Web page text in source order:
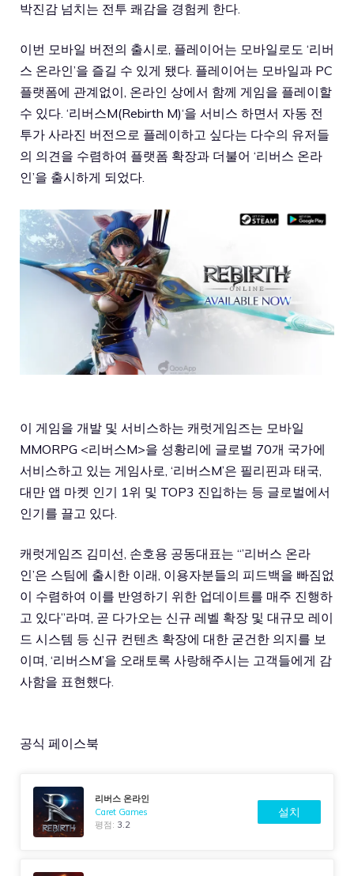
박진감 넘치는 전투 쾌감을 경험케 한다.
이번 모바일 버전의 출시로, 플레이어는 모바일로도 ‘리버
스 온라인’을 즐길 수 있게 됐다. 플레이어는 모바일과 PC
플랫폼에 관계없이, 온라인 상에서 함께 게임을 플레이할
수 있다. ‘리버스M(Rebirth M)‘을 서비스 하면서 자동 전
투가 사라진 버전으로 플레이하고 싶다는 다수의 유저들
의 의견을 수렴하여 플랫폼 확장과 더불어 ‘리버스 온라
인’을 출시하게 되었다.
이 게임을 개발 및 서비스하는 캐럿게임즈는 모바일
MMORPG <리버스M>을 성황리에 글로벌 70개 국가에
서비스하고 있는 게임사로, ‘리버스M’은 필리핀과 태국,
대만 앱 마켓 인기 1위 및 TOP3 진입하는 등 글로벌에서
인기를 끌고 있다.
캐럿게임즈 김미선, 손호용 공동대표는 “’리버스 온라
인’은 스팀에 출시한 이래, 이용자분들의 피드백을 빠짐없
이 수렴하여 이를 반영하기 위한 업데이트를 매주 진행하
고 있다”라며, 곧 다가오는 신규 레벨 확장 및 대규모 레이
드 시스템 등 신규 컨텐츠 확장에 대한 굳건한 의지를 보
이며, ‘리버스M’을 오래토록 사랑해주시는 고객들에게 감
사함을 표현했다.
공식 페이스북
리버스 온라인
Caret Games
평점: 3.2
설치